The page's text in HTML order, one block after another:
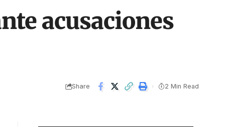
acusaciones
Share 2 Min Read